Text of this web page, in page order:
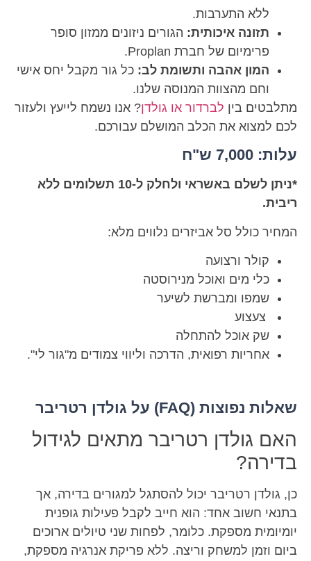
ללא התערבות.
תזונה איכותית: הגורים ניזונים ממזון סופר
פרימיום של חברת Proplan.
המון אהבה ותשומת לב: כל גור מקבל יחס אישי
וחם מהצוות המנוסה שלנו.
מתלבטים בין לברדור או גולדן? אנו נשמח לייעץ ולעזור
לכם למצוא את הכלב המושלם עבורכם.
עלות: 7,000 ש"ח
*ניתן לשלם באשראי ולחלק ל-10 תשלומים ללא
ריבית.
המחיר כולל סל אביזרים נלווים מלא:
קולר ורצועה
כלי מים ואוכל מנירוסטה
שמפו ומברשת לשיער
צעצוע
שק אוכל להתחלה
אחריות רפואית, הדרכה וליווי צמודים מ"גור לי".
שאלות נפוצות (FAQ) על גולדן רטריבר
האם גולדן רטריבר מתאים לגידול
בדירה?
כן, גולדן רטריבר יכול להסתגל למגורים בדירה, אך
בתנאי חשוב אחד: הוא חייב לקבל פעילות גופנית
יומיומית מספקת. כלומר, לפחות שני טיולים ארוכים
ביום וזמן למשחק וריצה. ללא פריקת אנרגיה מספקת,